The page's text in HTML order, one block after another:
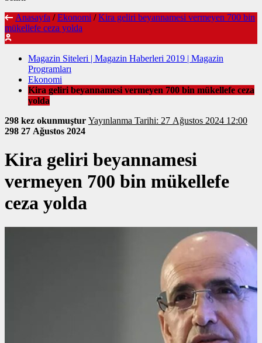
Anasayfa / Ekonomi / Kira geliri beyannamesi vermeyen 700 bin
mükellefe ceza yolda
Magazin Siteleri | Magazin Haberleri 2019 | Magazin
Programları
Ekonomi
Kira geliri beyannamesi vermeyen 700 bin mükellefe ceza
yolda
298 kez okunmuştur
Yayınlanma Tarihi: 27 Ağustos 2024 12:00
298 27 Ağustos 2024
Kira geliri beyannamesi
vermeyen 700 bin mükellefe
ceza yolda